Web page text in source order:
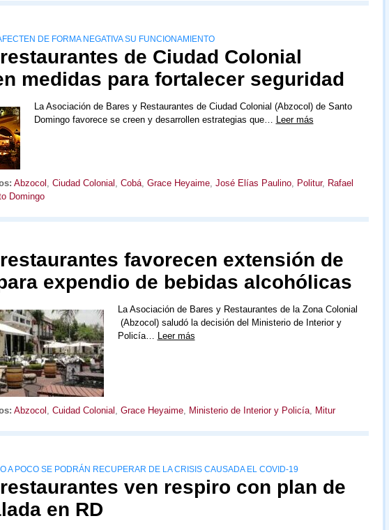
DE FORMA NEGATIVA SU FUNCIONAMIENTO
de Ciudad Colonial
medidas para fortalecer seguridad
La Asociación de Bares y Restaurantes de Ciudad Colonial (Abzocol) de Santo
Domingo favorece se creen y desarrollen estrategias que… Leer más
Abzocol , Ciudad Colonial , Cobá, Grace Heyaime, José Elías Paulino, Politur, Rafael
Domingo
favorecen extensión de
expendio de bebidas alcohólicas
La Asociación de Bares y Restaurantes de la Zona Colonial
(Abzocol) saludó la decisión del Ministerio de Interior y
Policía… Leer más
Abzocol , Cuidad Colonial , Grace Heyaime, Ministerio de Interior y Policía, Mitur
A POCO SE PODRÁN RECUPERAR DE LA CRISIS CAUSADA EL COVID-19
ven respiro con plan de
en RD